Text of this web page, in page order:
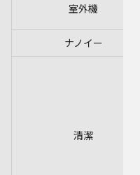
室外機
ナノイー
清潔